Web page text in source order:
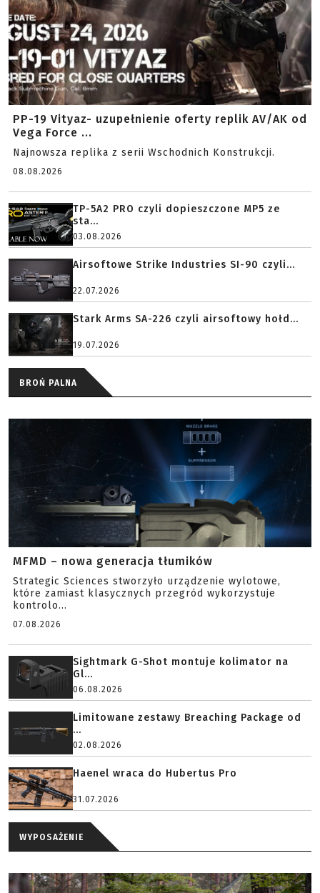
PP-19 Vityaz- uzupełnienie oferty replik AV/AK od
Vega Force ...
Najnowsza replika z serii Wschodnich Konstrukcji.
08.08.2026
TP-5A2 PRO czyli dopieszczone MP5 ze
sta...
03.08.2026
Airsoftowe Strike Industries SI-90 czyli...
22.07.2026
Stark Arms SA-226 czyli airsoftowy hołd...
19.07.2026
BROŃ PALNA
MFMD – nowa generacja tłumików
Strategic Sciences stworzyło urządzenie wylotowe,
które zamiast klasycznych przegród wykorzystuje
kontrolo...
07.08.2026
Sightmark G-Shot montuje kolimator na
Gl...
06.08.2026
Limitowane zestawy Breaching Package od
...
02.08.2026
Haenel wraca do Hubertus Pro
31.07.2026
WYPOSAŻENIE